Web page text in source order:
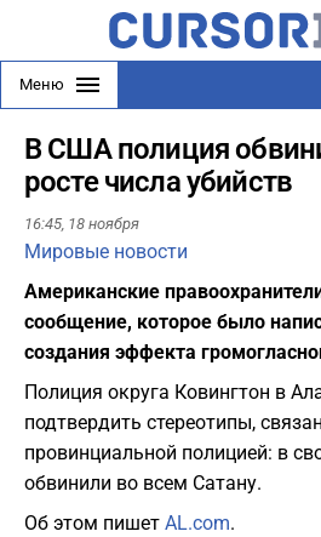
Меню
В США полиция
росте числа убийств
16:45, 18 ноября
Мировые новости
Американские
сообщение, которое было
создания эффекта
Полиция округа Ковингтон в
подтвердить стереотипы,
провинциальной полицией: в
обвинили во всем Сатану.
Об этом пишет AL.com.